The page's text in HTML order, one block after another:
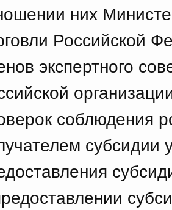
них
Российской
экспертного
соблюдения
субсидии